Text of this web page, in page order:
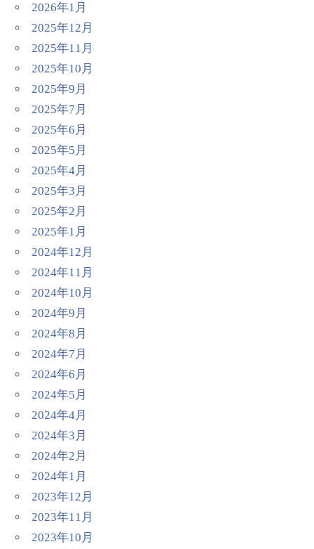
2026年1月
2025年12月
2025年11月
2025年10月
2025年9月
2025年7月
2025年6月
2025年5月
2025年4月
2025年3月
2025年2月
2025年1月
2024年12月
2024年11月
2024年10月
2024年9月
2024年8月
2024年7月
2024年6月
2024年5月
2024年4月
2024年3月
2024年2月
2024年1月
2023年12月
2023年11月
2023年10月